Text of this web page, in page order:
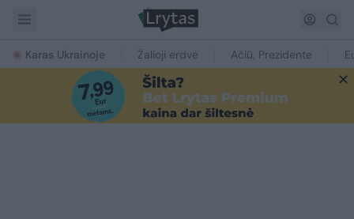
Karas Ukrainoje Žalioji erdvė Ačiū, Prezidente